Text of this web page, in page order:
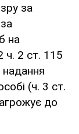
за
на
ч. 2 ст. 115
(ч. 3 ст.
до